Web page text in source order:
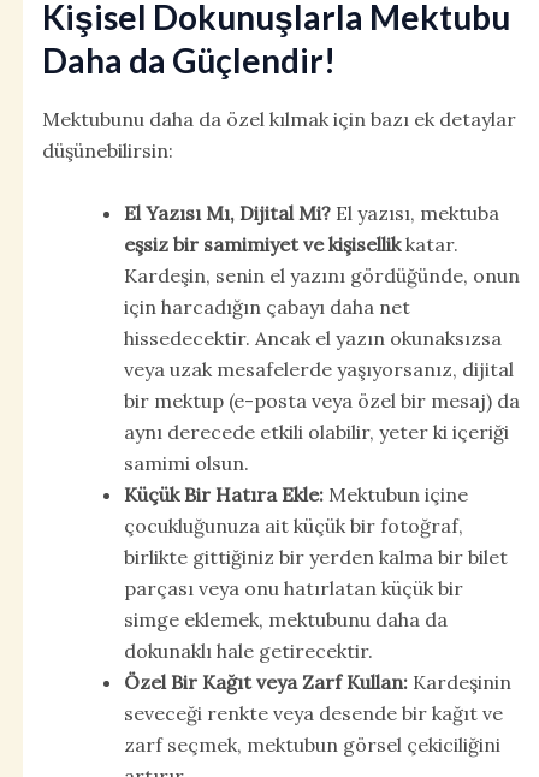
Kişisel Dokunuşlarla Mektubu
Daha da Güçlendir!
Mektubunu daha da özel kılmak için bazı ek detaylar
düşünebilirsin:
El Yazısı Mı, Dijital Mi?El yazısı, mektuba
eşsiz bir samimiyet ve kişisellikkatar.
Kardeşin, senin el yazını gördüğünde, onun
için harcadığın çabayı daha net
hissedecektir. Ancak el yazın okunaksızsa
veya uzak mesafelerde yaşıyorsanız, dijital
bir mektup (e-posta veya özel bir mesaj) da
aynı derecede etkili olabilir, yeter ki içeriği
samimi olsun.
Küçük Bir Hatıra Ekle:Mektubun içine
çocukluğunuza ait küçük bir fotoğraf,
birlikte gittiğiniz bir yerden kalma bir bilet
parçası veya onu hatırlatan küçük bir
simge eklemek, mektubunu daha da
dokunaklı hale getirecektir.
Özel Bir Kağıt veya Zarf Kullan:Kardeşinin
seveceği renkte veya desende bir kağıt ve
zarf seçmek, mektubun görsel çekiciliğini